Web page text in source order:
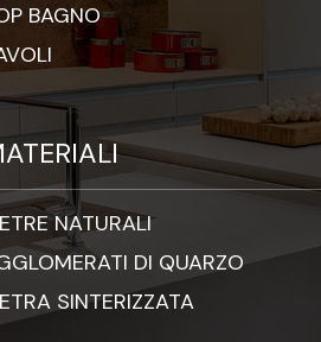
BAGNO
NATURALI
DI QUARZO
SINTERIZZATA